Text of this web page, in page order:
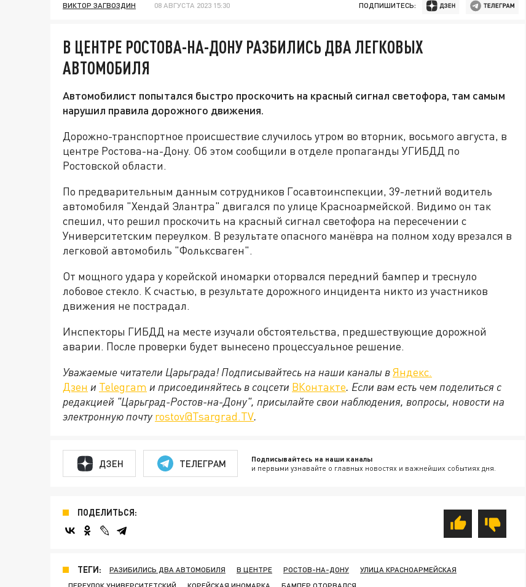
ВИКТОР ЗАГВОЗДИН 08 АВГУСТА 2023 15:30 ПОДПИШИТЕСЬ:
В ЦЕНТРЕ РОСТОВА-НА-ДОНУ РАЗБИЛИСЬ ДВА ЛЕГКОВЫХ
АВТОМОБИЛЯ
Автомобилист попытался быстро проскочить на красный сигнал светофора, там самым
нарушил правила дорожного движения.
Дорожно-транспортное происшествие случилось утром во вторник, восьмого августа, в
центре Ростова-на-Дону. Об этом сообщили в отделе пропаганды УГИБДД по
Ростовской области.
По предварительным данным сотрудников Госавтоинспекции, 39-летний водитель
автомобиля "Хендай Элантра" двигался по улице Красноармейской. Видимо он так
спешил, что решил проскочить на красный сигнал светофора на пересечении с
Университетским переулком. В результате опасного манёвра на полном ходу врезался в
легковой автомобиль "Фольксваген".
От мощного удара у корейской иномарки оторвался передний бампер и треснуло
лобовое стекло. К счастью, в результате дорожного инцидента никто из участников
движения не пострадал.
Инспекторы ГИБДД на месте изучали обстоятельства, предшествующие дорожной
аварии. После проверки будет вынесено процессуальное решение.
Уважаемые читатели Царьграда! Подписывайтесь на наши каналы вЯндекс.
Дзен и Telegram и присоединяйтесь в соцсети ВКонтакте. Если вам есть чем поделиться с
редакцией "Царьград-Ростов-на-Дону", присылайте свои наблюдения, вопросы, новости на
электронную почту rostov@Tsargrad.ТV.
ДЗЕН ТЕЛЕГРАМ Подписывайтесь на наши каналы
и первыми узнавайте о главных новостях и важнейших событиях дня.
ПОДЕЛИТЬСЯ:
ТЕГИ: РАЗИБИЛИСЬ ДВА АВТОМОБИЛЯ В ЦЕНТРЕ РОСТОВ-НА-ДОНУ
УЛИЦА КРАСНОАРМЕЙСКАЯ